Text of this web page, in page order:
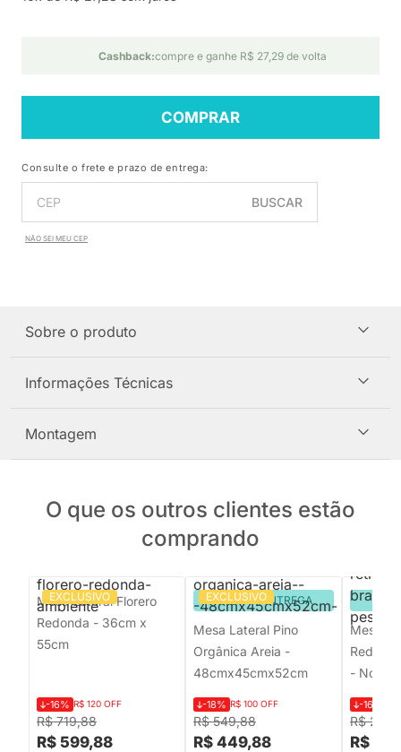
Cashback:compre e ganhe R$ 27,29 de volta
COMPRAR
Consulte o frete e prazo de entrega:
BUSCAR
NÃO SEI MEU CEP
Sobre o produto
Informações Técnicas
Montagem
O que os outros clientes estão
comprando
EXCLUSIVO
Mesa Lateral Florero
Redonda - 36cm x
55cm
R$ 719,88
-16% R$ 120 OFF
R$ 599,88
EXCLUSIVO
PRONTA ENTREGA
Mesa Lateral Pino
Orgânica Areia -
48cmx45cmx52cm
R$ 549,88
-18% R$ 100 OFF
R$ 449,88
Mesa
- Nozes
R$
-16%
R$